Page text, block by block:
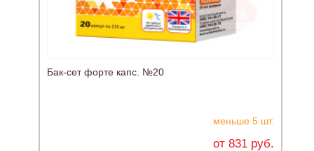
Бак-сет форте капс. №20
меньше 5 шт.
от 831 руб.